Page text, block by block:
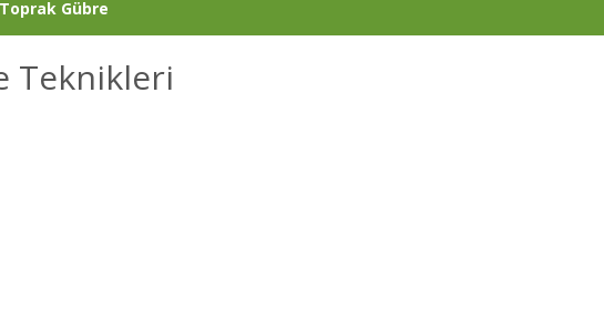
Toprak Gübre
Teknikleri